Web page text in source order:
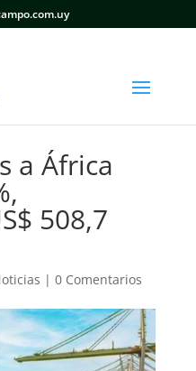
a África
508,7
| 0 Comentarios